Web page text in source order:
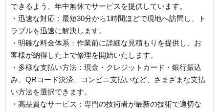
できるよう、年中無休でサービスを提供しています。
・迅速な対応：最短30分から1時間ほどで現地へ訪問し、ト
ラブルを迅速に解決します。
・明確な料金体系：作業前に詳細な見積もりを提供し、お
客様が納得した上で修理を開始いたします。
・多様な支払い方法：現金・クレジットカード・銀行振込
み、QRコード決済、コンビニ支払いなど、さまざまな支払
い方法を選択できます。
・高品質なサービス：専門の技術者が最新の技術で適切な